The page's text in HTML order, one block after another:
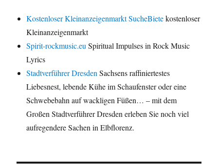
Kostenloser Kleinanzeigenmarkt SucheBietekostenloser
Kleinanzeigenmarkt
Spirit-rockmusic.eu Spiritual Impulses in Rock Music
Lyrics
Stadtverführer Dresden Sachsens raffiniertestes
Liebesnest, lebende Kühe im Schaufenster oder eine
Schwebebahn auf wackligen Füßen… – mit dem
Großen Stadtverführer Dresden erleben Sie noch viel
aufregendere Sachen in Elbflorenz.